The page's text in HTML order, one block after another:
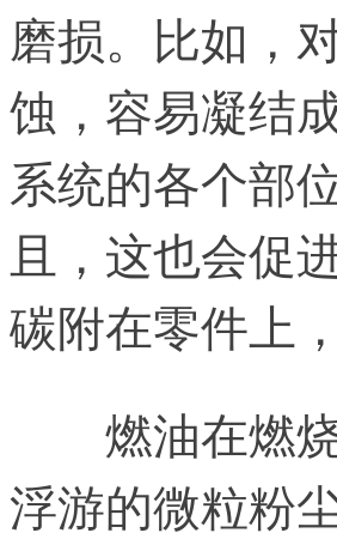
磨损。比如，
蚀，容易凝结
系统的各个部
且，这也会促
碳附在零件上
燃油在燃
浮游的微粒粉